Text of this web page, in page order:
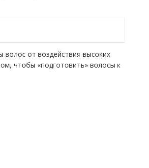
волос от воздействия высоких
чтобы «подготовить» волосы к